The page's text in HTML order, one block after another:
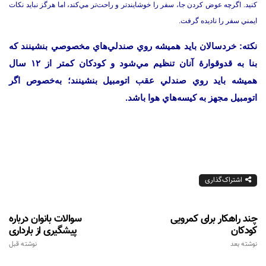
كنيد.‌ اگرچه عوض كردن جا، سفر را خوشايندتر و راحت‌تر مي‌كند، اما هرگز نبايد نكات
ايمني سفر را ناديده گرفت.‌
نکته: خردسالان بايد هميشه روي صندلي‌هاي مخصوصي بنشينند كه
بنا به قدوقوارۀ آنان تنظيم مي‌شود و كودكان كمتر از ۱۲ سال
هميشه بايد روي صندلي عقب اتومبيل بنشينند؛ به‌خصوص اگر
اتومبيل مجهز به كيسه‌هاي هوا باشد.
اشتراک‌گذاری
سوالات بانوان درباره
پیشگیری از بارداری
نوشته قبل
چند راهکار برای کمرویی
کودکان
نوشته بعد